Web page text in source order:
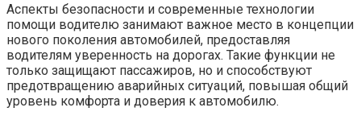
Аспекты безопасности и современные технологии
помощи водителю занимают важное место в концепции
нового поколения автомобилей, предоставляя
водителям уверенность на дорогах. Такие функции не
только защищают пассажиров, но и способствуют
предотвращению аварийных ситуаций, повышая общий
уровень комфорта и доверия к автомобилю.